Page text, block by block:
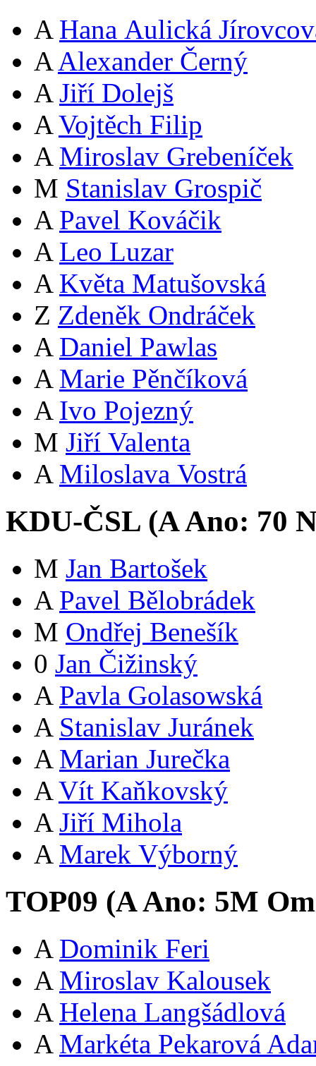
A Hana Aulická
A Alexander Černý
A Jiří Dolejš
A Vojtěch Filip
A Miroslav Grebeníček
M Stanislav Grospič
A Pavel Kováčik
A Leo Luzar
A Květa Matušovská
Z Zdeněk Ondráček
A Daniel Pawlas
A Marie Pěnčíková
A Ivo Pojezný
M Jiří Valenta
A Miloslava Vostrá
KDU-ČSL (AAno: 70
M Jan Bartošek
A Pavel Bělobrádek
M Ondřej Benešík
0 Jan Čižinský
A Pavla Golasowská
A Stanislav Juránek
A Marian Jurečka
A Vít Kaňkovský
A Jiří Mihola
A Marek Výborný
TOP09 (AAno: 5M
A Dominik Feri
A Miroslav Kalousek
A Helena Langšádlová
A Markéta Pekarová